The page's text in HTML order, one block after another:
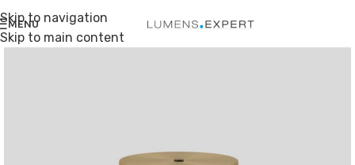
Skip to navigation
Skip to main content
MENU